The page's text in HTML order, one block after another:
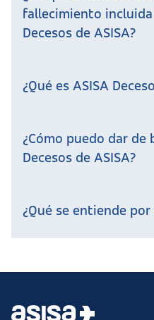
fallecimiento
Decesos de ASISA?
¿Qué es ASISA
¿Cómo puedo dar de
Decesos de ASISA?
¿Qué se entiende